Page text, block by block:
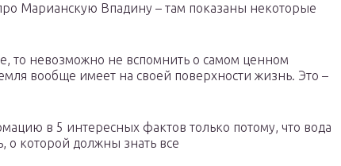
Марианскую Впадину – там показаны некоторые
то невозможно не вспомнить о самом ценном
вообще имеет на своей поверхности жизнь. Это –
в 5 интересных фактов только потому, что вода
о которой должны знать все